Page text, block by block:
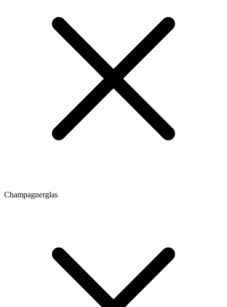
Champagnerglas